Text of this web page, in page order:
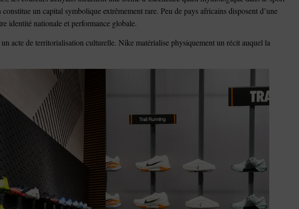
un capital symbolique extrêmement rare. Peu de pays africains disposent d’une
identité nationale et performance globale.
acte de territorialisation culturelle. Nike matérialise physiquement un récit auquel la